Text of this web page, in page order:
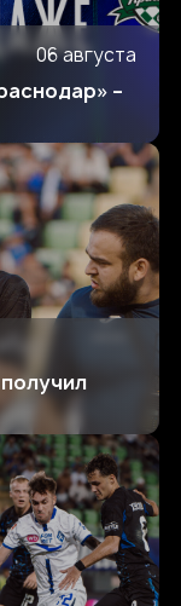
06 августа
–